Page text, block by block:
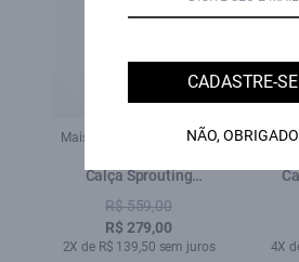
Mais cores:
Calça Sprouting
Lav.Black i
R$ 559,00
R$ 279,00
2X de R$ 139,50 sem juros
Mais
4X
CADASTRE-SE
NÃO, OBRIGADO